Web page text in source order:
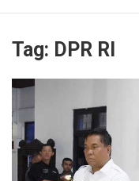
Tag: DPR RI